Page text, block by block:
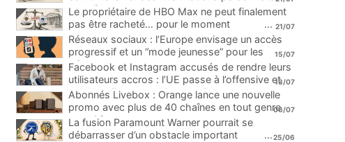
ses clients
...
Le propriétaire de HBO Max ne peut finalement
pas être racheté… pour le moment
... 21/07
Réseaux sociaux : l’Europe envisage un accès
progressif et un “mode jeunesse” pour les
mineurs
...
15/07
Facebook et Instagram accusés de rendre leurs
utilisateurs accros : l’UE passe à l’offensive et
menace d’une amende record
...
13/07
Abonnés Livebox : Orange lance une nouvelle
promo avec plus de 40 chaînes en tout genre
pour 1€
06/07
La fusion Paramount Warner pourrait se
débarrasser d’un obstacle important
...25/06